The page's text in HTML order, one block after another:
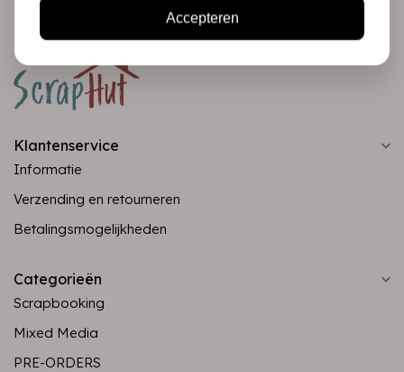
Klantenservice
Informatie
Verzending en retourneren
Betalingsmogelijkheden
Categorieën
Scrapbooking
Mixed Media
PRE-ORDERS
Accepteren